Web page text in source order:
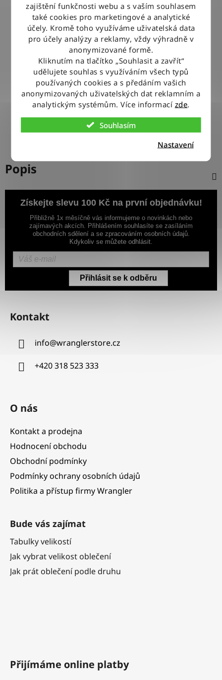
zajištění funkčnosti webu a s vaším souhlasem
také cookies pro marketingové a analytické
účely. Kromě toho využíváme uživatelská data
pro účely analýzy a reklamy, vždy výhradně v
anonymizované formě.
Kliknutím na tlačítko „Souhlasit a zavřít“
udělujete souhlas s využíváním všech typů
používaných cookies a s předáním vašich
anonymizovaných uživatelských dat reklamním a
analytickým systémům. Více informací zde.
Souhlasím
Nastavení
BLESKOVÉ DORUČENÍ
Objednávky odesíláme každý pracovní den do 12:00
100% ZBOŽÍ SKLADEM
Veškeré vystavené zboží leží na našem skladě
VÝMĚNA ZBOŽÍ ZDARMA
Nevyhovující zboží zdarma vyměníme do 14 dnů od jeho
Popis
Získejte slevu 100 Kč na první objednávku!
Přibližně 1x měsíčně vás informujeme o novinkách nebo
zajímavých akcích. Přihlášením souhlasíte se zasíláním
obchodních sdělení a se zpracováním osobních údajů.
Kdykoliv se můžete odhlásit.
Přihlásit se k odběru
Z
Kontakt
info@wranglerstore.cz
+420 318 523 333
O nás
Kontakt a prodejna
Hodnocení obchodu
Obchodní podmínky
Podmínky ochrany osobních údajů
Politika a přístup firmy Wrangler
Bude vás zajímat
Tabulky velikostí
Jak vybrat velikost oblečení
Jak prát oblečení podle druhu
Přijímáme online platby